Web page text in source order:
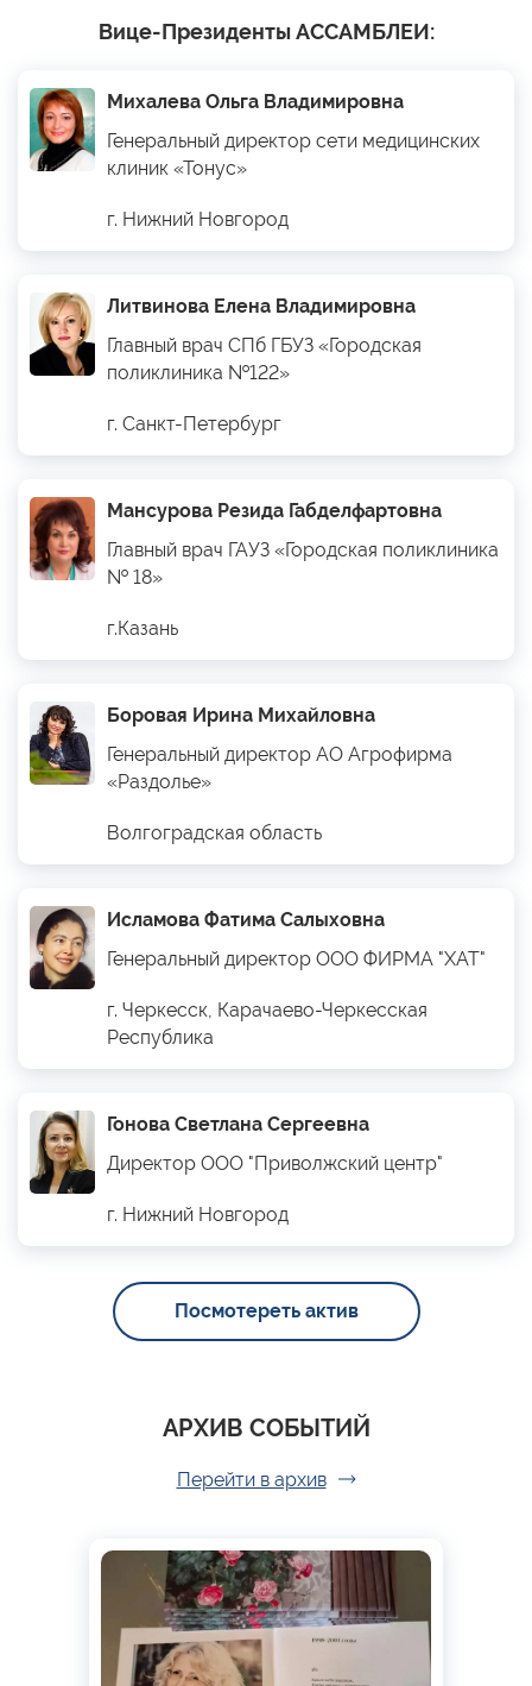
Вице-Президенты АССАМБЛЕИ:
Михалева Ольга Владимировна
Генеральный директор сети медицинских
клиник «Тонус»
г. Нижний Новгород
Литвинова Елена Владимировна
Главный врач СПб ГБУЗ «Городская
поликлиника №122»
г. Санкт-Петербург
Мансурова Резида Габделфартовна
Главный врач ГАУЗ «Городская поликлиника
№ 18»
г.Казань
Боровая Ирина Михайловна
Генеральный директор АО Агрофирма
«Раздолье»
Волгоградская область
Исламова Фатима Салыховна
Генеральный директор ООО ФИРМА "ХАТ"
г. Черкесск, Карачаево-Черкесская
Республика
Гонова Светлана Сергеевна
Директор ООО "Приволжский центр"
г. Нижний Новгород
Посмотереть актив
АРХИВ СОБЫТИЙ
Перейти в архив